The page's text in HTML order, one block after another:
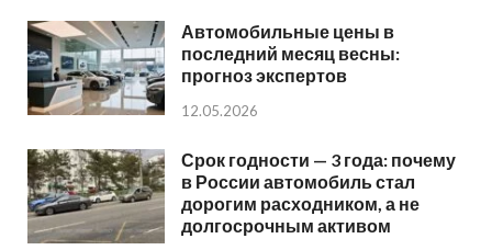
Автомобильные цены в
последний месяц весны:
прогноз экспертов
12.05.2026
Срок годности — 3 года: почему
в России автомобиль стал
дорогим расходником, а не
долгосрочным активом